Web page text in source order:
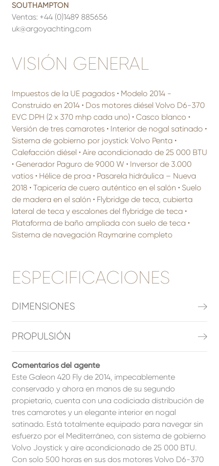
SOUTHAMPTON
Ventas: +44 (0)1489 885656
uk@argoyachting.com
VISIÓN GENERAL
Impuestos de la UE pagados • Modelo 2014 -
Construido en 2014 • Dos motores diésel Volvo D6-370
EVC DPH (2 x 370 mhp cada uno) • Casco blanco •
Versión de tres camarotes • Interior de nogal satinado •
Sistema de gobierno por joystick Volvo Penta •
Calefacción diésel • Aire acondicionado de 25 000 BTU
• Generador Paguro de 9000 W • Inversor de 3.000
vatios • Hélice de proa • Pasarela hidráulica – Nueva
2018 • Tapicería de cuero auténtico en el salón • Suelo
de madera en el salón • Flybridge de teca, cubierta
lateral de teca y escalones del flybridge de teca •
Plataforma de baño ampliada con suelo de teca •
Sistema de navegación Raymarine completo
ESPECIFICACIONES
DIMENSIONES
PROPULSIÓN
Comentarios del agente
Este Galeon 420 Fly de 2014, impecablemente
conservado y ahora en manos de su segundo
propietario, cuenta con una codiciada distribución de
tres camarotes y un elegante interior en nogal
satinado. Está totalmente equipado para navegar sin
esfuerzo por el Mediterráneo, con sistema de gobierno
Volvo Joystick y aire acondicionado de 25 000 BTU.
Con solo 500 horas en sus dos motores Volvo D6-370